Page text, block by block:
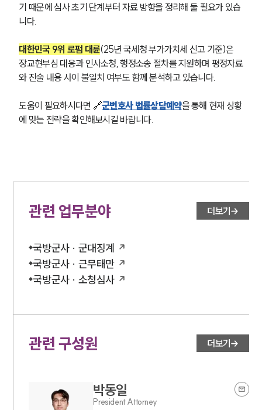
기 때문에 심사 초기 단계부터 자료 방향을 정리해 둘 필요가 있습
니다.
대한민국 9위 로펌 대륜(25년 국세청 부가가치세 신고 기준)은
장교현부심 대응과 인사소청, 행정소송 절차를 지원하며 평정자료
와 진술 내용 사이 불일치 여부도 함께 분석하고 있습니다.
도움이 필요하시다면 🔗군변호사 법률상담예약을 통해 현재 상황
에 맞는 전략을 확인해보시길 바랍니다.
관련 업무분야 더보기
국방군사 · 군대징계
국방군사 · 근무태만
국방군사 · 소청심사
관련 구성원 더보기
박동일
President Attorney